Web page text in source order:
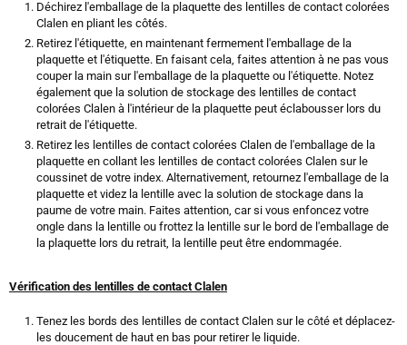
Déchirez l'emballage de la plaquette des lentilles de contact colorées
Clalen en pliant les côtés.
Retirez l'étiquette, en maintenant fermement l'emballage de la
plaquette et l'étiquette. En faisant cela, faites attention à ne pas vous
couper la main sur l'emballage de la plaquette ou l'étiquette. Notez
également que la solution de stockage des lentilles de contact
colorées Clalen à l'intérieur de la plaquette peut éclabousser lors du
retrait de l'étiquette.
Retirez les lentilles de contact colorées Clalen de l'emballage de la
plaquette en collant les lentilles de contact colorées Clalen sur le
coussinet de votre index. Alternativement, retournez l'emballage de la
plaquette et videz la lentille avec la solution de stockage dans la
paume de votre main. Faites attention, car si vous enfoncez votre
ongle dans la lentille ou frottez la lentille sur le bord de l'emballage de
la plaquette lors du retrait, la lentille peut être endommagée.
Vérification des lentilles de contact Clalen
Tenez les bords des lentilles de contact Clalen sur le côté et déplacez-
les doucement de haut en bas pour retirer le liquide.